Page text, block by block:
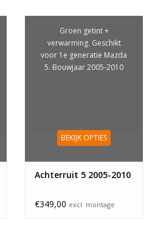
Groen getint +
verwarming. Geschikt
voor 1e generatie Mazda
5. Bouwjaar 2005-2010
BEKIJK OPTIES
Achterruit 5 2005-2010
€349,00 excl. montage